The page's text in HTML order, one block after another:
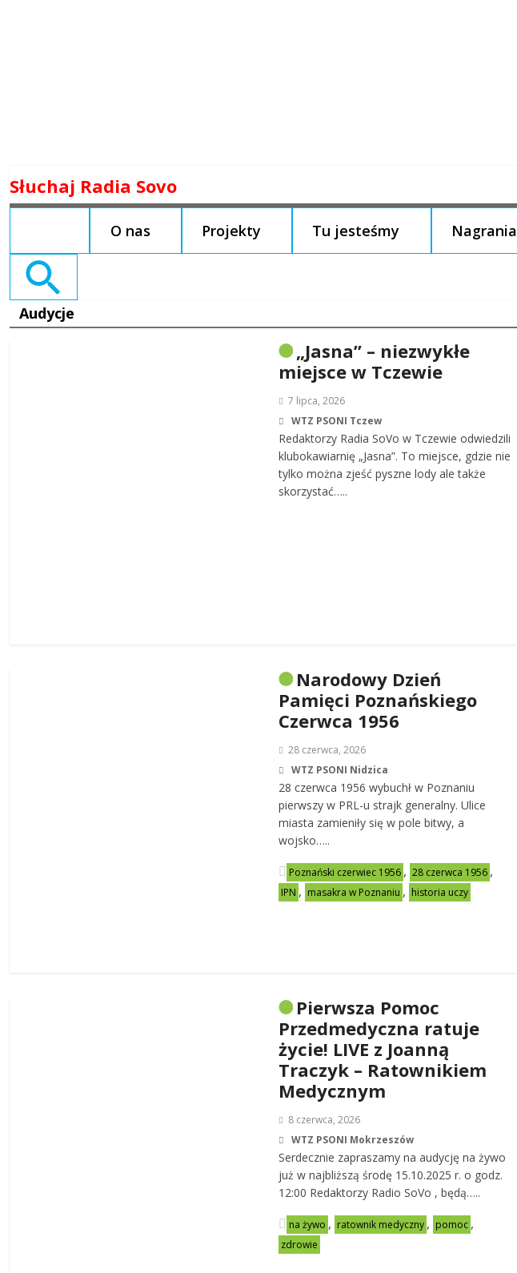
to
Słuchaj Radia Sovo
O nas Projekty Tu jesteśmy Nagrania
Search
Audycje
„Jasna” – niezwykłe
miejsce w Tczewie
7 lipca, 2026
WTZ PSONI Tczew
Redaktorzy Radia SoVo w Tczewie odwiedzili
klubokawiarnię „Jasna”. To miejsce, gdzie nie
tylko można zjeść pyszne lody ale także
skorzystać…..
Narodowy Dzień
Pamięci Poznańskiego
Czerwca 1956
28 czerwca, 2026
WTZ PSONI Nidzica
28 czerwca 1956 wybuchł w Poznaniu
pierwszy w PRL-u strajk generalny. Ulice
miasta zamieniły się w pole bitwy, a
wojsko…..
Poznański czerwiec 1956 , 28 czerwca 1956 ,
IPN , masakra w Poznaniu , historia uczy
Pierwsza Pomoc
Przedmedyczna ratuje
życie! LIVE z Joanną
Traczyk – Ratownikiem
Medycznym
8 czerwca, 2026
WTZ PSONI Mokrzeszów
Serdecznie zapraszamy na audycję na żywo
już w najbliższą środę 15.10.2025 r. o godz.
12:00 Redaktorzy Radio SoVo , będą…..
na żywo , ratownik medyczny , pomoc ,
zdrowie